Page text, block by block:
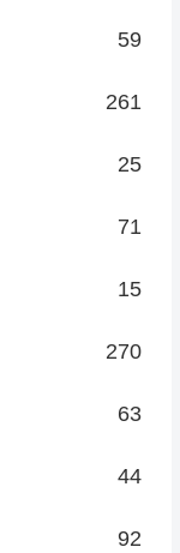
59
261
25
71
15
270
63
44
92